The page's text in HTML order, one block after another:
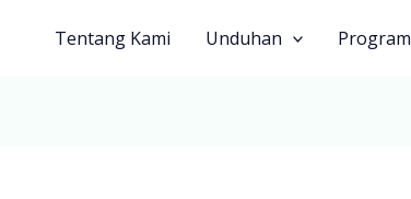
Tentang Kami Unduhan Program